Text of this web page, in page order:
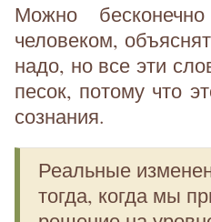
Можно
человеком,
надо, но все эти
песок, потому что
сознания.
Реальные
тогда, когда мы